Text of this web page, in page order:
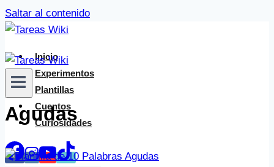
Saltar al contenido
Inicio
Experimentos
Plantillas
Cuentos
Curiosidades
Agudas